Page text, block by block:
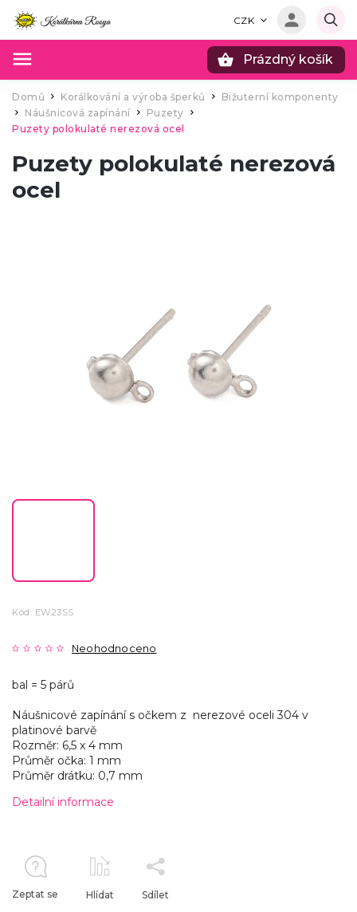
CZK
Prázdný košík
Domů / Korálkování a výroba šperků
Bižuterní komponenty
/
Náušnicová zapínání Puzety
Puzety polokulaté nerezová ocel
Puzety polokulaté nerezová
ocel
Kód: EW23SS
Neohodnoceno
bal = 5 párů
Náušnicové zapínání s očkem z nerezové oceli 304 v
platinové barvě
Rozměr: 6,5 x 4 mm
Průměr očka: 1 mm
Průměr drátku: 0,7 mm
Detailní informace
Zeptat se Hlídat Sdílet